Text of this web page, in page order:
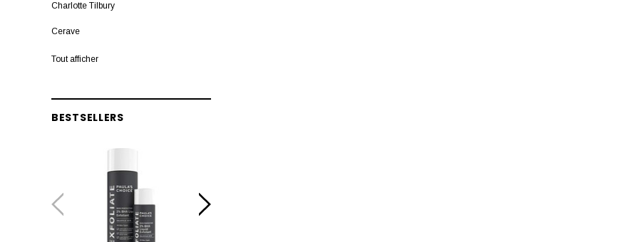
Charlotte Tilbury
Cerave
L'Oreal Paris
Dove
Paula's Choice
Tout afficher
BESTSELLERS